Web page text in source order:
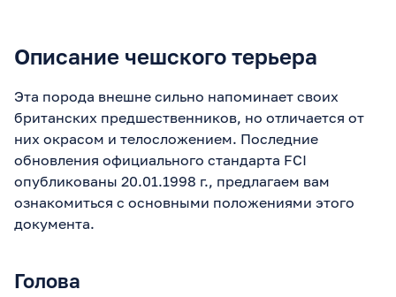
Описание чешского терьера
Эта порода внешне сильно напоминает своих
британских предшественников, но отличается от
них окрасом и телосложением. Последние
обновления официального стандарта FCI
опубликованы 20.01.1998 г., предлагаем вам
ознакомиться с основными положениями этого
документа.
Голова